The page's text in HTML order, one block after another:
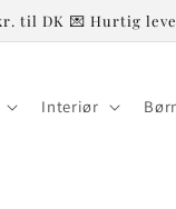
til DK 💌 Hurtig
Interiør